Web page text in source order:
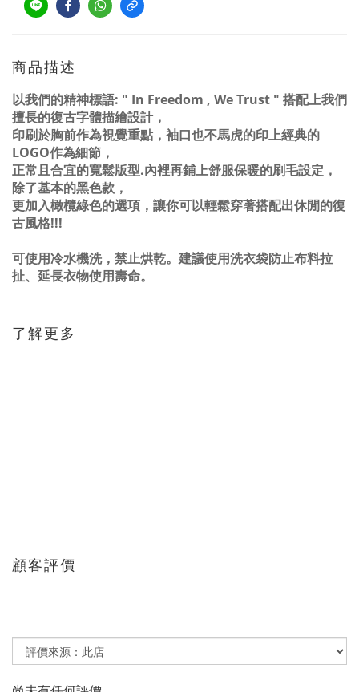
商品描述
以我們的精神標語: " In Freedom , We Trust " 搭配上我們
擅長的復古字體描繪設計，
印刷於胸前作為視覺重點，袖口也不馬虎的印上經典的
LOGO作為細節，
正常且合宜的寬鬆版型.內裡再鋪上舒服保暖的刷毛設定，
除了基本的黑色款，
更加入橄欖綠色的選項，讓你可以輕鬆穿著搭配出休閒的復
古風格!!!
可使用冷水機洗，禁止烘乾。建議使用洗衣袋防止布料拉
扯、延長衣物使用壽命。
了解更多
顧客評價